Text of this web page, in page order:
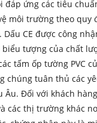
đáp ứng các tiêu
môi trường theo quy
Dấu CE được công
tượng của chất
tấm ốp tường PVC
chúng tuân thủ các
Âu. Đối với khách
các thị trường khác